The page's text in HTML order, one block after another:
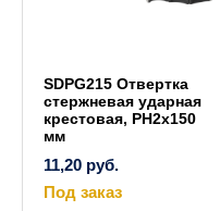
SDPG215 Отвертка
стержневая ударная
крестовая, PH2x150
мм
11,20 руб.
Под заказ